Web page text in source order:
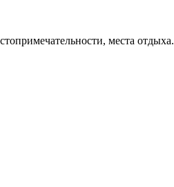
места отдыха.